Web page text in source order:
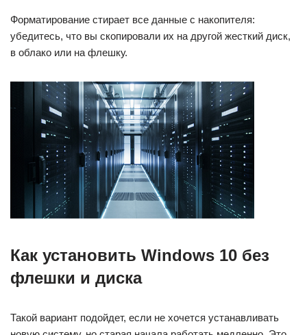
Форматирование стирает все данные с накопителя:
убедитесь, что вы скопировали их на другой жесткий диск,
в облако или на флешку.
Как установить Windows 10 без
флешки и диска
Такой вариант подойдет, если не хочется устанавливать